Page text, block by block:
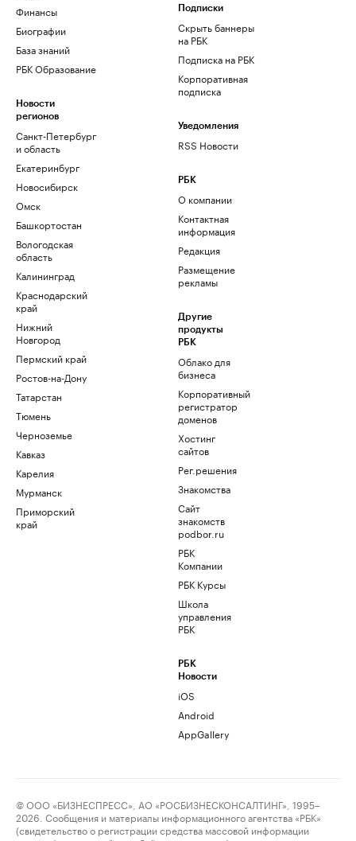
Финансы
Биографии
База знаний
РБК Образование
Новости
регионов
Санкт-Петербург
и область
Екатеринбург
Новосибирск
Омск
Башкортостан
Вологодская
область
Калининград
Краснодарский
край
Нижний
Новгород
Пермский край
Ростов-на-Дону
Татарстан
Тюмень
Черноземье
Кавказ
Карелия
Мурманск
Приморский
край
Подписки
Скрыть баннеры
на РБК
Подписка на РБК
Корпоративная
подписка
Уведомления
RSS Новости
РБК
О компании
Контактная
информация
Редакция
Размещение
рекламы
Другие
продукты
РБК
Облако для
бизнеса
Корпоративный
регистратор
доменов
Хостинг
сайтов
Рег.решения
Знакомства
Сайт
знакомств
podbor.ru
РБК
Компании
РБК Курсы
Школа
управления
РБК
РБК
Новости
iOS
Android
AppGallery
© ООО «БИЗНЕСПРЕСС», АО «РОСБИЗНЕСКОНСАЛТИНГ», 1995–
2026. Сообщения и материалы информационного агентства «РБК»
(свидетельство о регистрации средства массовой информации